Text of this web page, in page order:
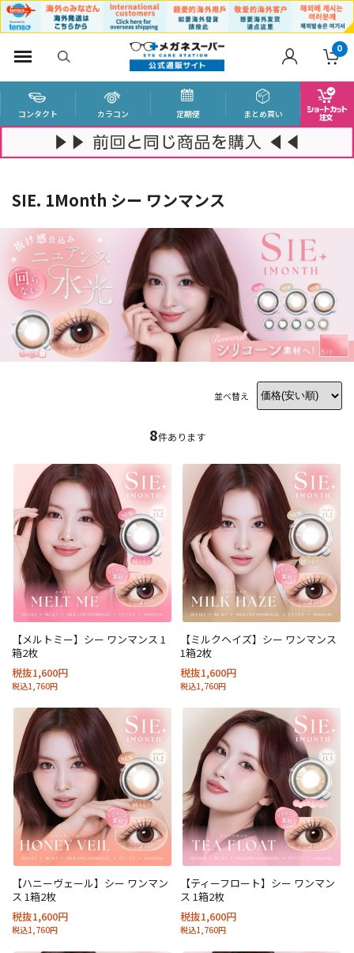
0
コンタクト カラコン 定期便 まとめ買い
SIE. 1Month シー ワンマンス
並べ替え
8件あります
【メルトミー】シー ワンマンス 1
箱2枚
税抜1,600円
税込1,760円
【ミルクヘイズ】シー ワンマンス
1箱2枚
税抜1,600円
税込1,760円
【ハニーヴェール】シー ワンマン
ス 1箱2枚
税抜1,600円
税込1,760円
【ティーフロート】シー ワンマン
ス 1箱2枚
税抜1,600円
税込1,760円